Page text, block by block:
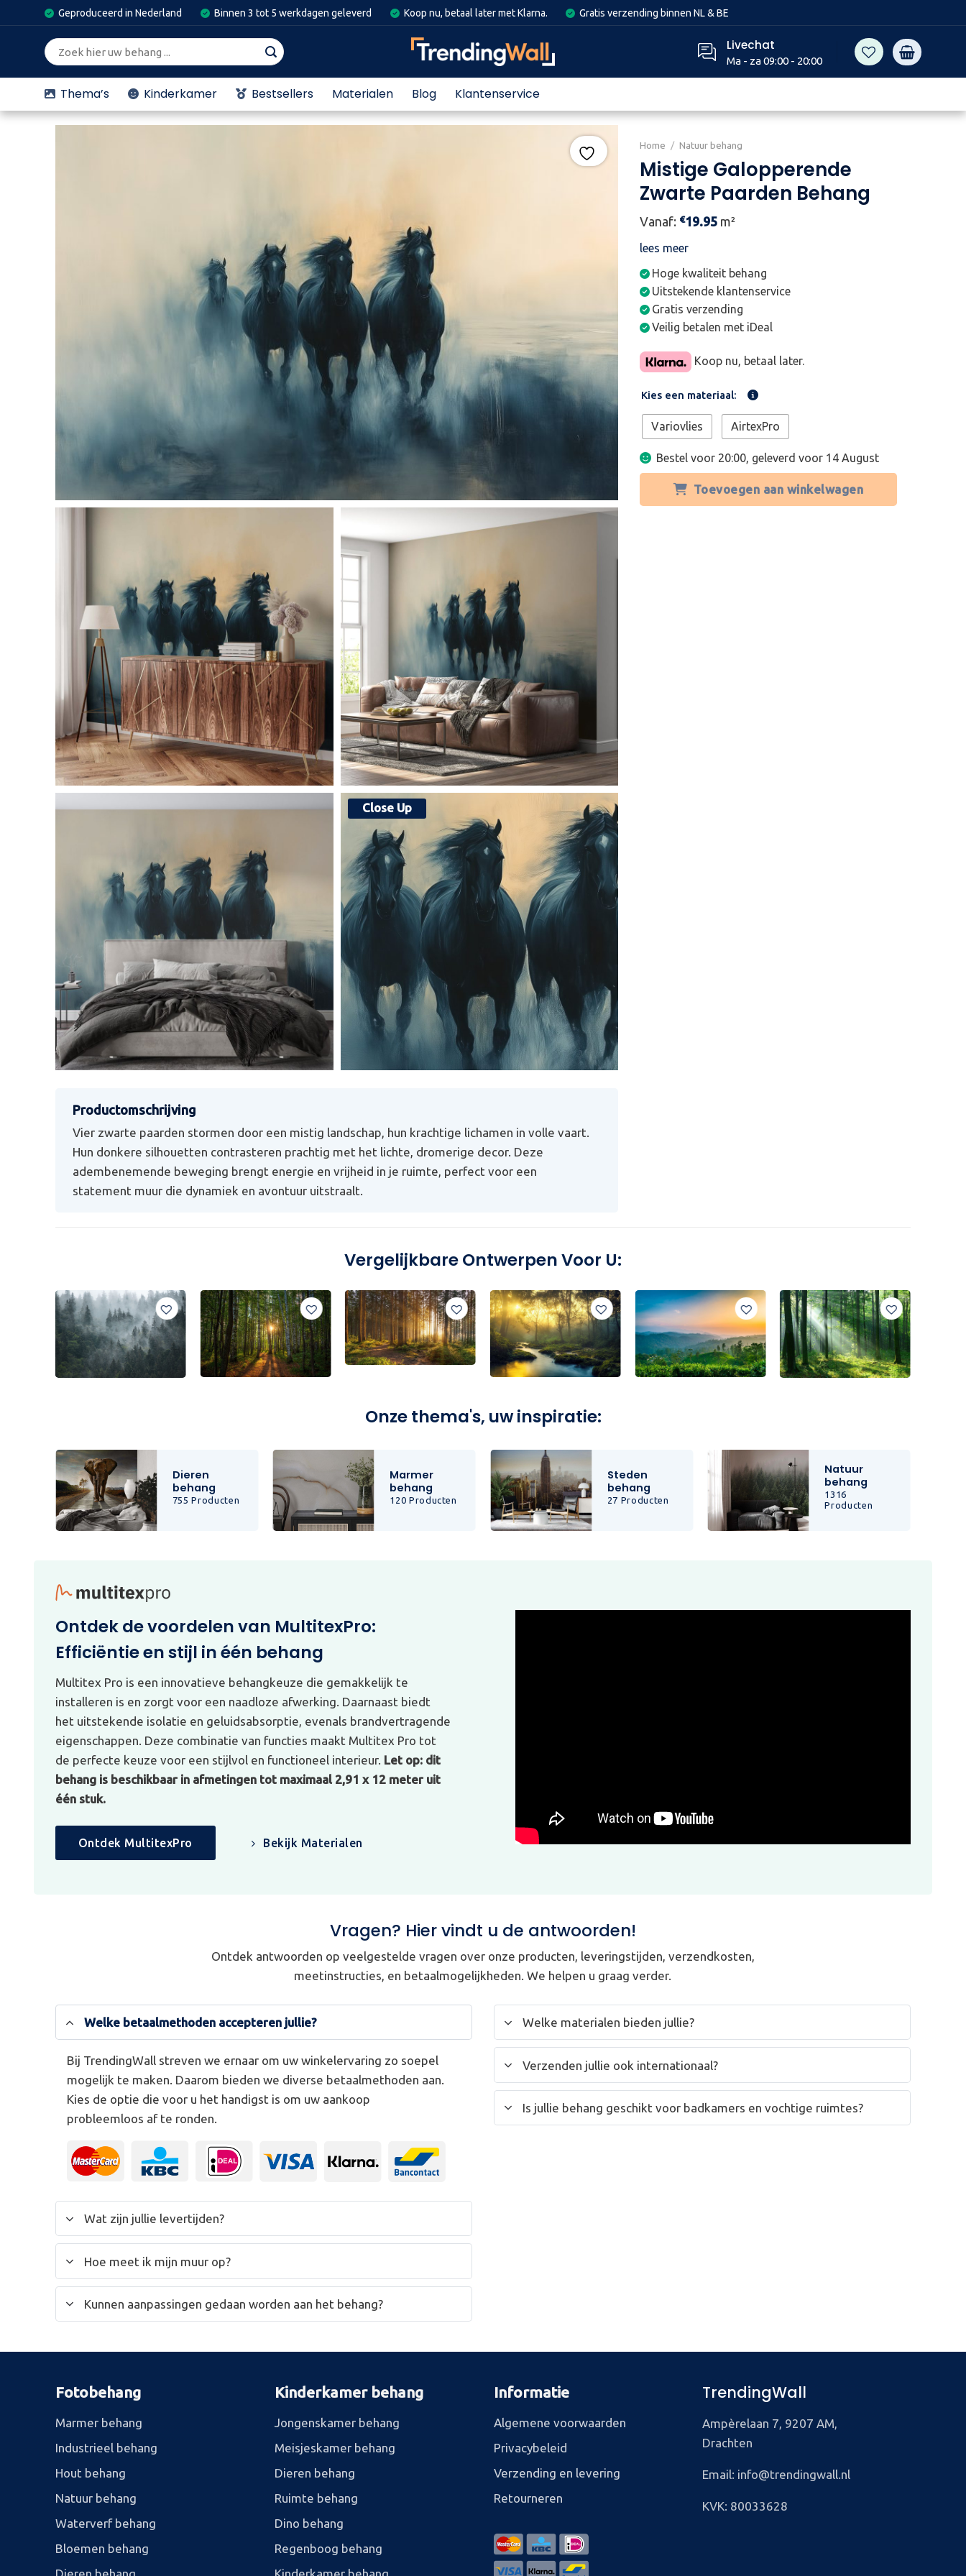
to
Geproduceerd in Nederland Binnen 3 tot 5 werkdagen geleverd Koop nu, betaal later met Klarna. Gratis verzending binnen NL & BE
Zoeken
naar:
Livechat
Ma - za 09:00 - 20:00
Thema’s Kinderkamer Bestsellers Materialen Blog Klantenservice
Home / Natuur behang
Mistige Galopperende
Zwarte Paarden Behang
Vanaf: €19.95 m²
lees meer
Hoge kwaliteit behang
Uitstekende klantenservice
Gratis verzending
Veilig betalen met iDeal
Koop nu, betaal later.
Kies een materiaal:
Variovlies AirtexPro
Bestel voor 20:00, geleverd voor 14 August
Toevoegen aan winkelwagen
Vier zwarte paarden stormen door een mistig landschap, hun krachtige lichamen in volle vaart.
Hun donkere silhouetten contrasteren prachtig met het lichte, dromerige decor. Deze
adembenemende beweging brengt energie en vrijheid in je ruimte, perfect voor een
statement muur die dynamiek en avontuur uitstraalt.
Vergelijkbare Ontwerpen Voor U:
Onze thema's, uw inspiratie:
Dieren
behang
755 Producten
Marmer
behang
120 Producten
Steden
behang
27 Producten
Natuur
behang
1316
Producten
Ontdek de voordelen van MultitexPro:
Efficiëntie en stijl in één behang
Multitex Pro is een innovatieve behangkeuze die gemakkelijk te
installeren is en zorgt voor een naadloze afwerking. Daarnaast biedt
het uitstekende isolatie en geluidsabsorptie, evenals brandvertragende
eigenschappen. Deze combinatie van functies maakt Multitex Pro tot
de perfecte keuze voor een stijlvol en functioneel interieur. Let op: dit
behang is beschikbaar in afmetingen tot maximaal 2,91 x 12 meter uit
één stuk.
Ontdek MultitexPro Bekijk Materialen
Vragen? Hier vindt u de antwoorden!
Ontdek antwoorden op veelgestelde vragen over onze producten, leveringstijden, verzendkosten,
meetinstructies, en betaalmogelijkheden. We helpen u graag verder.
Welke betaalmethoden accepteren jullie?
Bij TrendingWall streven we ernaar om uw winkelervaring zo soepel
mogelijk te maken. Daarom bieden we diverse betaalmethoden aan.
Kies de optie die voor u het handigst is om uw aankoop
probleemloos af te ronden.
Wat zijn jullie levertijden?
Hoe meet ik mijn muur op?
Kunnen aanpassingen gedaan worden aan het behang?
Welke materialen bieden jullie?
Verzenden jullie ook internationaal?
Is jullie behang geschikt voor badkamers en vochtige ruimtes?
Fotobehang
Marmer behang
Industrieel behang
Hout behang
Natuur behang
Waterverf behang
Bloemen behang
Kinderkamer behang
Jongenskamer behang
Meisjeskamer behang
Dieren behang
Ruimte behang
Dino behang
Regenboog behang
Informatie
Algemene voorwaarden
Privacybeleid
Verzending en levering
Retourneren
TrendingWall
Ampèrelaan 7, 9207 AM,
Drachten
Email: info@trendingwall.nl
KVK: 80033628